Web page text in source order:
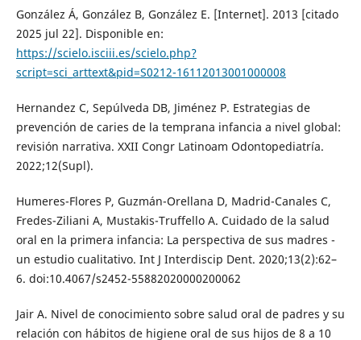
González Á, González B, González E. [Internet]. 2013 [citado
2025 jul 22]. Disponible en:
https://scielo.isciii.es/scielo.php?
script=sci_arttext&pid=S0212-16112013001000008
Hernandez C, Sepúlveda DB, Jiménez P. Estrategias de
prevención de caries de la temprana infancia a nivel global:
revisión narrativa. XXII Congr Latinoam Odontopediatría.
2022;12(Supl).
Humeres-Flores P, Guzmán-Orellana D, Madrid-Canales C,
Fredes-Ziliani A, Mustakis-Truffello A. Cuidado de la salud
oral en la primera infancia: La perspectiva de sus madres -
un estudio cualitativo. Int J Interdiscip Dent. 2020;13(2):62–
6. doi:10.4067/s2452-55882020000200062
Jair A. Nivel de conocimiento sobre salud oral de padres y su
relación con hábitos de higiene oral de sus hijos de 8 a 10